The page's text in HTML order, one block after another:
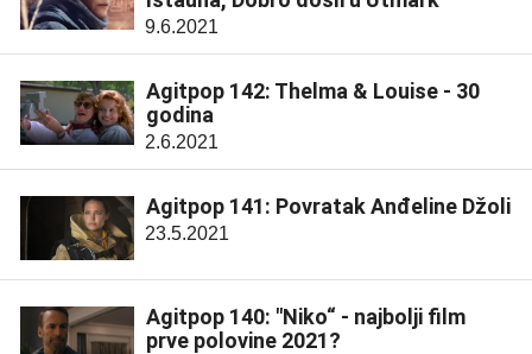
9.6.2021
Agitpop 142: Thelma & Louise - 30
godina
2.6.2021
Agitpop 141: Povratak Anđeline Džoli
23.5.2021
Agitpop 140: "Niko“ - najbolji film
prve polovine 2021?